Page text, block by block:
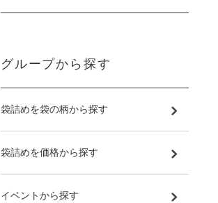
グループから探す
袋詰めを袋の柄から探す
袋詰めを価格から探す
イベントから探す